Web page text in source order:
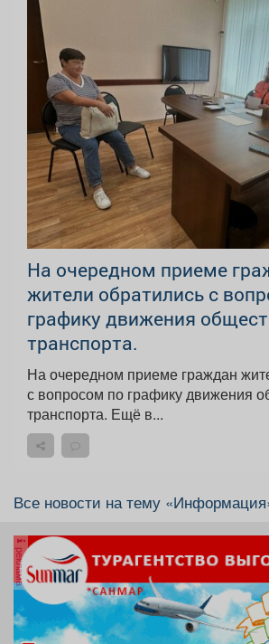
На очередном приеме
жители обратились с
графику движения
транспорта.
На очередном приеме граждан
с вопросом по графику движения
транспорта. Ещё в...
Все новости на тему
реклама